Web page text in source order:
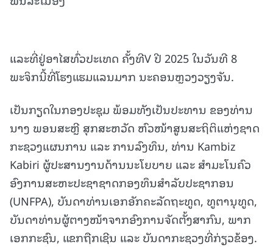
ແລະທີ່ຢູ່ອາໄສທົ່ວປະເທດ ຄັ້ງທີV ປີ 2025 ໃນວັນທີ 8
ພະຈິກນີ້ທີ່ໂຮງແຮມແລນມາກ ນະຄອນຫຼວງວຽງຈັນ.
ເປັນກຽດໃນກອງປະຊຸມ ພ້ອມທັງເປັນປະທານ ຂອງທ່ານ
ນາງ ພອນສະຫຼີ ສຸກສະຫວັດ ຫົວໜ້າສູນສະຖິຕິແຫ່ງຊາດ
ກະຊວງແຜນການ ແລະ ການລົງທຶນ, ທ່ານ Kambiz
Kabiri ຜູ້ປະສານງານດ້ານນະໂຍບາຍ ແລະ ສຳມະໂນຄົວ
ອົງການສະຫະປະຊາຊາດກອງທຶນສໍາລັບປະຊາກອນ
(UNFPA), ບັນດາທ່ານເອກອັກຄະລັດຖະທູດ, ທູຕານຸທູດ,
ບັນດາທ່ານຜູ້ຕາງໜ້າຈາກອົງການຈັດຕັ້ງສາກົນ, ພາກ
ເອກກະຊົນ, ແຂກຖືກເຊີນ ແລະ ບັນດາກະຊວງທີ່ກ່ຽວຂ້ອງ.